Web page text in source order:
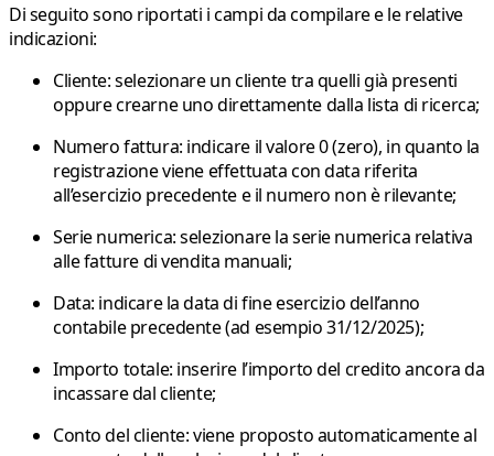
Di seguito sono riportati i campi da compilare e le relative
indicazioni:
Cliente: selezionare un cliente tra quelli già presenti
oppure crearne uno direttamente dalla lista di ricerca;
Numero fattura: indicare il valore0 (zero), in quanto la
registrazione viene effettuata con data riferita
all’esercizio precedente e il numero non è rilevante;
Serie numerica: selezionare la serie numerica relativa
allefatture di vendita manuali;
Data: indicare ladata di fine eserciziodell’anno
contabile precedente (ad esempio31/12/2025);
Importo totale: inserire l’importo del creditoancora da
incassare dal cliente;
Conto del cliente: viene proposto automaticamenteal